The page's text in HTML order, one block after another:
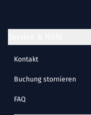
Kontakt
Buchung stornieren
FAQ